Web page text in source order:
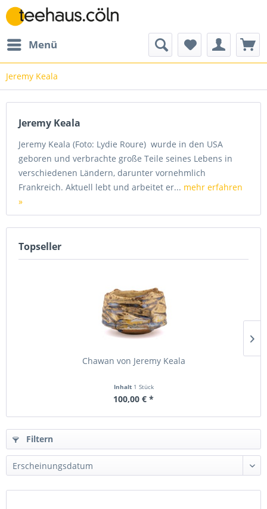
Menü
Jeremy Keala
Jeremy Keala
Jeremy Keala (Foto: Lydie Roure) wurde in den USA
geboren und verbrachte große Teile seines Lebens in
verschiedenen Ländern, darunter vornehmlich
Frankreich. Aktuell lebt und arbeitet er... mehr erfahren
»
Topseller
Chawan von Jeremy Keala
Inhalt 1 Stück
100,00 € *
Filtern